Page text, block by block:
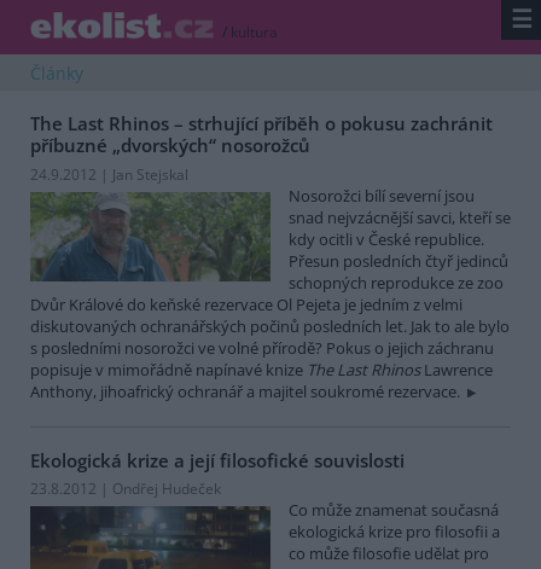
/ kultura ☰
Články
The Last Rhinos – strhující příběh o pokusu zachránit
příbuzné „dvorských“ nosorožců
24.9.2012 | Jan Stejskal
Nosorožci bílí severní jsou
snad nejvzácnější savci, kteří se
kdy ocitli v České republice.
Přesun posledních čtyř jedinců
schopných reprodukce ze zoo
Dvůr Králové do keňské rezervace Ol Pejeta je jedním z velmi
diskutovaných ochranářských počinů posledních let. Jak to ale bylo
s posledními nosorožci ve volné přírodě? Pokus o jejich záchranu
popisuje v mimořádně napínavé knize The Last RhinosLawrence
Anthony, jihoafrický ochranář a majitel soukromé rezervace.
Ekologická krize a její filosofické souvislosti
23.8.2012 | Ondřej Hudeček
Co může znamenat současná
ekologická krize pro filosofii a
co může filosofie udělat pro